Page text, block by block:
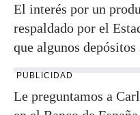
El interés por un
respaldado por el
que algunos depósitos
PUBLICIDAD
Le preguntamos a